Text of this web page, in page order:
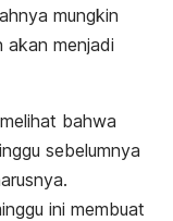
mungkin
akan menjadi
bahwa
sebelumnya
ini membuat